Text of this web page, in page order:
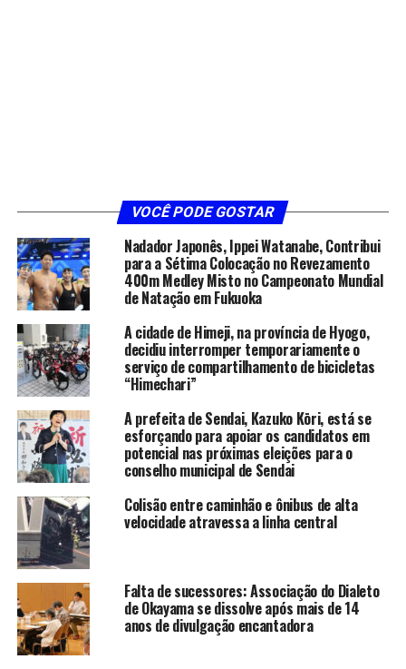
VOCÊ PODE GOSTAR
Nadador Japonês, Ippei Watanabe, Contribui
para a Sétima Colocação no Revezamento
400m Medley Misto no Campeonato Mundial
de Natação em Fukuoka
A cidade de Himeji, na província de Hyogo,
decidiu interromper temporariamente o
serviço de compartilhamento de bicicletas
“Himechari”
A prefeita de Sendai, Kazuko Kōri, está se
esforçando para apoiar os candidatos em
potencial nas próximas eleições para o
conselho municipal de Sendai
Colisão entre caminhão e ônibus de alta
velocidade atravessa a linha central
Falta de sucessores: Associação do Dialeto
de Okayama se dissolve após mais de 14
anos de divulgação encantadora